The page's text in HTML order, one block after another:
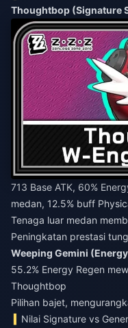
Thoughtbop (Signature
713 Base ATK, 60%
medan, 12.5% buff
Tenaga luar medan
Peningkatan prestasi
Weeping Gemini
55.2% Energy Regen
Thoughtbop
Pilihan bajet,
Nilai Signature vs